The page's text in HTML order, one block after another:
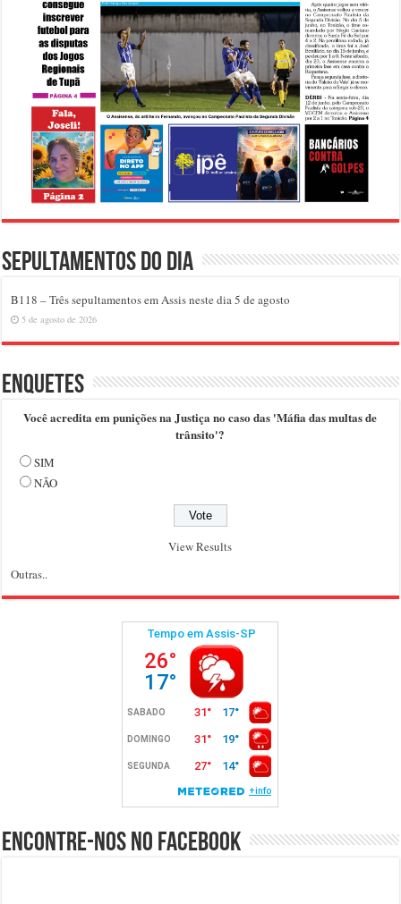
Sepultamentos do dia
B118 – Três sepultamentos em Assis neste dia 5 de agosto
5 de agosto de 2026
Enquetes
Você acredita em punições na Justiça no caso das 'Máfia das multas de
trânsito'?
SIM
NÃO
View Results
Outras..
Encontre-nos no Facebook